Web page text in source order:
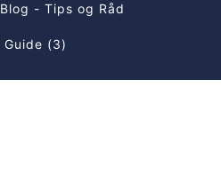
- Tips og Råd
Guide (3)